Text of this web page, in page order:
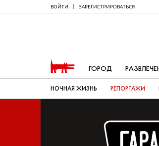
ВОЙТИ ЗАРЕГИСТРИРОВАТЬСЯ
ГОРОД
НОЧНАЯ ЖИЗНЬ РЕПОРТАЖИ